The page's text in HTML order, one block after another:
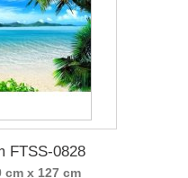
FTSS-0828
cm x 127 cm